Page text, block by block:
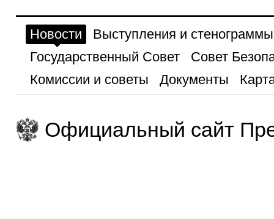
Новости
Выступления и стенограммы
Государственный Совет
Совет
Комиссии и советы
Документы
Официальный сайт